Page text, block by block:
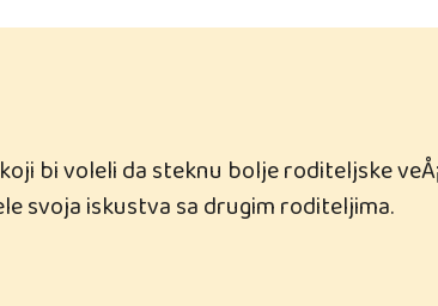
bi voleli da steknu bolje roditeljske
svoja iskustva sa drugim roditeljima.